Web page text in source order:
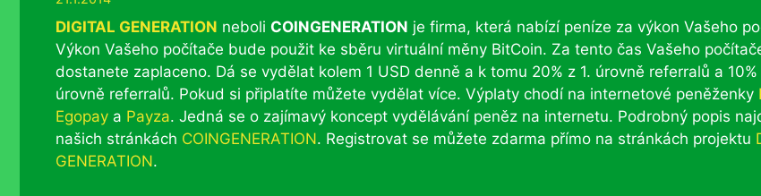
DIGITAL GENERATION neboli COINGENERATION je firma, která nabízí peníze za výkon Vašeho
Výkon Vašeho počítače bude použit ke sběru virtuální měny BitCoin. Za tento čas Vašeho
dostanete zaplaceno. Dá se vydělat kolem 1 USD denně a k tomu 20% z 1. úrovně referralů a
úrovně referralů. Pokud si připlatíte můžete vydělat více. Výplaty chodí na internetové peněženky
Egopay a Payza. Jedná se o zajímavý koncept vydělávání peněz na internetu. Podrobný popis
našich stránkách COINGENERATION. Registrovat se můžete zdarma přímo na stránkách projektu
GENERATION.